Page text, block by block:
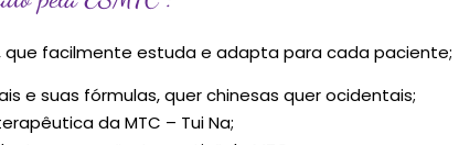
facilmente estuda e adapta para cada paciente;
e suas fórmulas, quer chinesas quer ocidentais;
da MTC – Tui Na;